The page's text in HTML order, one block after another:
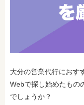
大分の営業代行におす
Webで探し始めたもの
でしょうか？